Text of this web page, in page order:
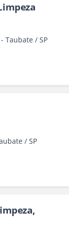
Taubate / SP
/ SP